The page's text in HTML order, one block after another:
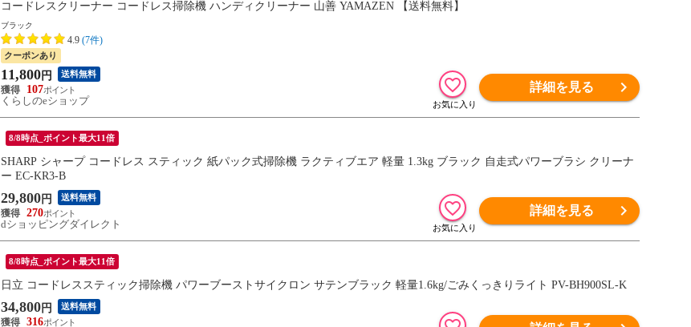
コードレスクリーナー コードレス掃除機 ハンディクリーナー 山善 YAMAZEN 【送料無料】
ブラック
4.9 (7件)
クーポンあり
11,800 円 送料無料
107
くらしのeショップ
詳細を見る
8/8時点_ポイント最大11倍
SHARP シャープ コードレス スティック 紙パック式掃除機 ラクティブエア 軽量 1.3kg ブラック 自走式パワーブラシ クリーナ
ー EC-KR3-B
29,800 円 送料無料
270
dショッピングダイレクト
詳細を見る
8/8時点_ポイント最大11倍
日立 コードレススティック掃除機 パワーブーストサイクロン サテンブラック 軽量1.6kg/ごみくっきりライト PV-BH900SL-K
34,800 円 送料無料
316